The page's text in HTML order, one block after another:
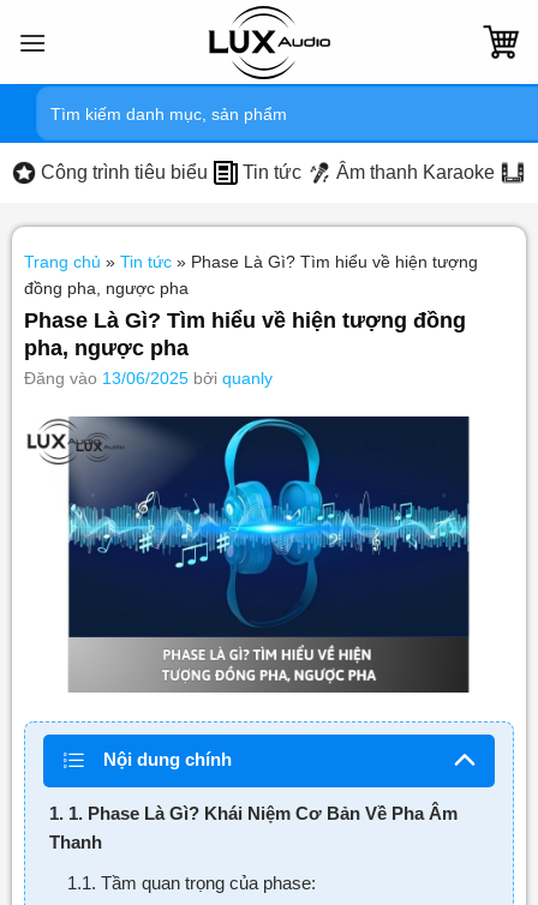
qua
Tìm
kiếm:
Công trình tiêu biểu Tin tức Âm thanh Karaoke
Trang chủ » Tin tức» Phase Là Gì? Tìm hiểu về hiện tượng
đồng pha, ngược pha
Phase Là Gì? Tìm hiểu về hiện tượng đồng
pha, ngược pha
Đăng vào 13/06/2025 bởi quanly
Nội dung chính
1. 1. Phase Là Gì? Khái Niệm Cơ Bản Về Pha Âm
Thanh
1.1. Tầm quan trọng của phase: